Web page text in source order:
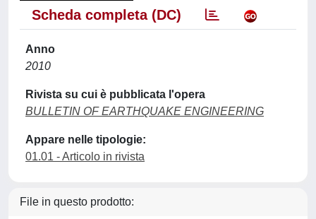
Scheda completa (DC)
Anno
2010
Rivista su cui è pubblicata l'opera
BULLETIN OF EARTHQUAKE ENGINEERING
Appare nelle tipologie:
01.01 - Articolo in rivista
File in questo prodotto: